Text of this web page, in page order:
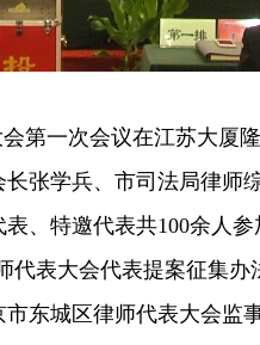
第一次会议在江苏大厦
张学兵、市司法局律师
、特邀代表共100余人参
代表大会代表提案征集
东城区律师代表大会监